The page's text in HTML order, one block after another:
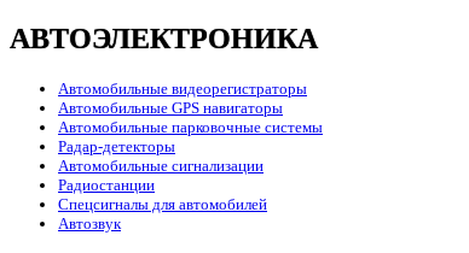
АВТОЭЛЕКТРОНИКА
Автомобильные видеорегистраторы
Автомобильные GPS навигаторы
Автомобильные парковочные системы
Радар-детекторы
Автомобильные сигнализации
Радиостанции
Спецсигналы для автомобилей
Автозвук